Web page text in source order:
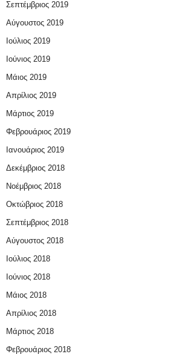
Σεπτέμβριος 2019
Αύγουστος 2019
Ιούλιος 2019
Ιούνιος 2019
Μάιος 2019
Απρίλιος 2019
Μάρτιος 2019
Φεβρουάριος 2019
Ιανουάριος 2019
Δεκέμβριος 2018
Νοέμβριος 2018
Οκτώβριος 2018
Σεπτέμβριος 2018
Αύγουστος 2018
Ιούλιος 2018
Ιούνιος 2018
Μάιος 2018
Απρίλιος 2018
Μάρτιος 2018
Φεβρουάριος 2018